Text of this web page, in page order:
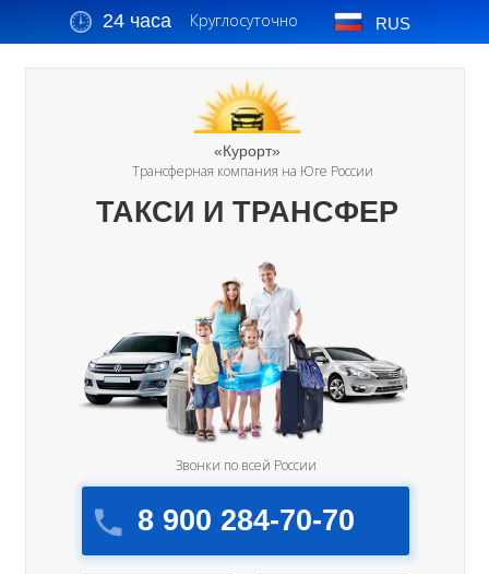
24 часа Круглосуточно RUS
«Курорт»
Трансферная компания на Юге России
8 900 284-70-70
Звонки по всей России
ТАКСИ И ТРАНСФЕР